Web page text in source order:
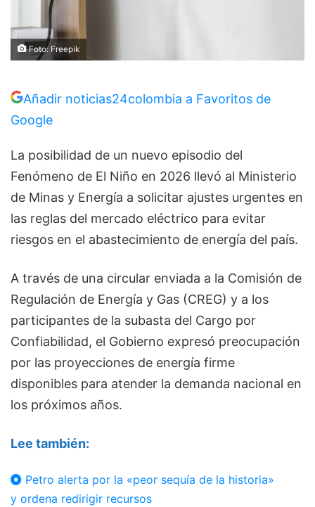
Foto: Freepik
Añadir noticias24colombia a Favoritos de
Google
La posibilidad de un nuevo episodio del
Fenómeno de El Niño en 2026 llevó al Ministerio
de Minas y Energía a solicitar ajustes urgentes en
las reglas del mercado eléctrico para evitar
riesgos en el abastecimiento de energía del país.
A través de una circular enviada a la Comisión de
Regulación de Energía y Gas (CREG) y a los
participantes de la subasta del Cargo por
Confiabilidad, el Gobierno expresó preocupación
por las proyecciones de energía firme
disponibles para atender la demanda nacional en
los próximos años.
Lee también:
Petro alerta por la «peor sequía de la historia»
y ordena redirigir recursos